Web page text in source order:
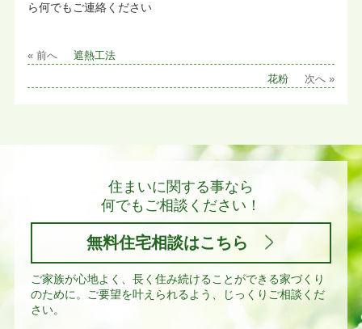
ら何でもご連絡ください
« 前へ 遮熱工法
花粉 次へ »
住まいに関する事なら
何でもご相談ください！
無料住宅相談はこちら
ご家族が心地よく、長く住み続けることができる家づくり
のために。
ご要望を叶えられるよう、じっくりご相談くだ
さい。